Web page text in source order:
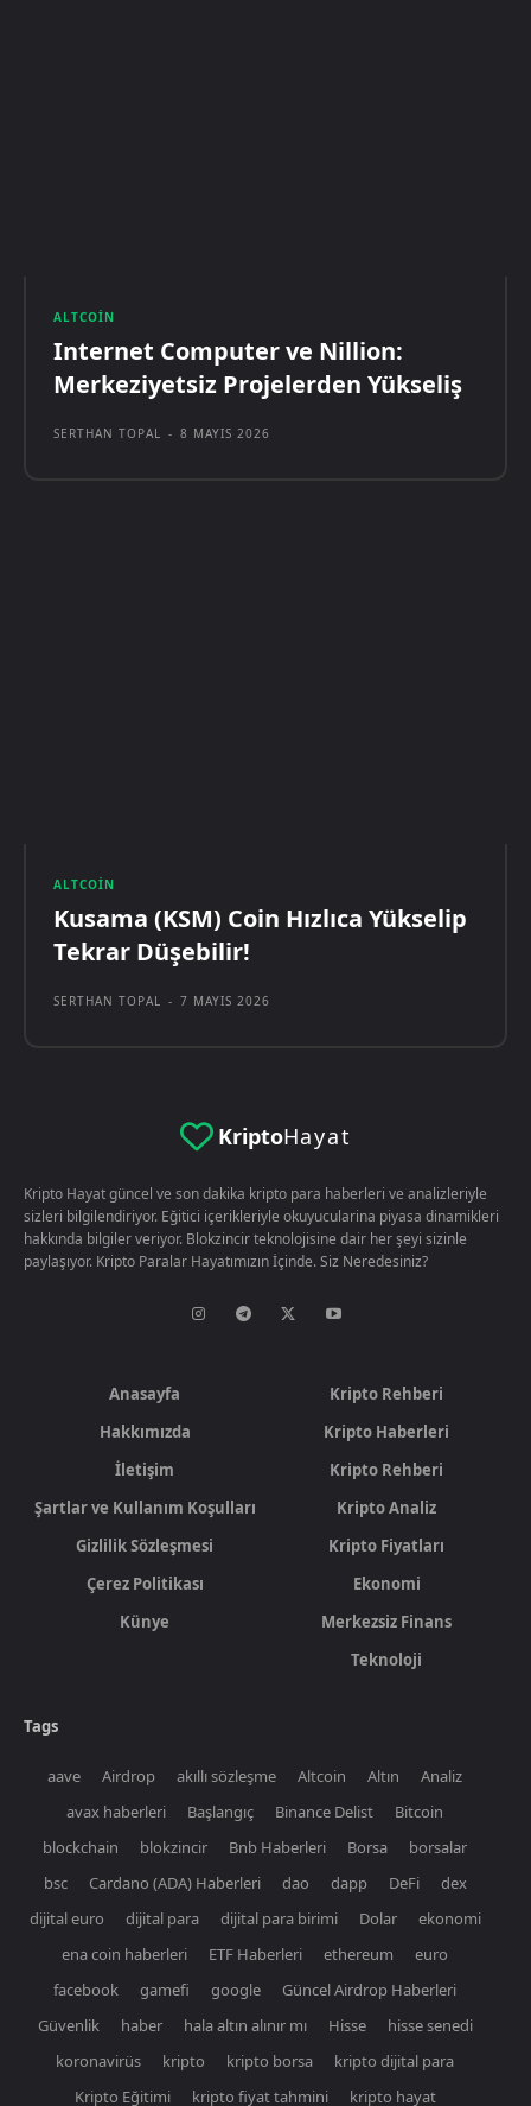
ALTCOIN
Internet Computer ve Nillion:
Merkeziyetsiz Projelerden Yükseliş
SERTHAN TOPAL - 8 MAYIS 2026
ALTCOIN
Kusama (KSM) Coin Hızlıca Yükselip
Tekrar Düşebilir!
SERTHAN TOPAL - 7 MAYIS 2026
KriptoHayat
Kripto Hayat güncel ve son dakika kripto para haberleri ve analizleriyle
sizleri bilgilendiriyor. Eğitici içerikleriyle okuyucularina piyasa dinamikleri
hakkında bilgiler veriyor. Blokzincir teknolojisine dair her şeyi sizinle
paylaşıyor. Kripto Paralar Hayatımızın İçinde. Siz Neredesiniz?
Anasayfa
Hakkımızda
İletişim
Şartlar ve Kullanım Koşulları
Gizlilik Sözleşmesi
Çerez Politikası
Künye
Kripto Rehberi
Kripto Haberleri
Kripto Rehberi
Kripto Analiz
Kripto Fiyatları
Ekonomi
Merkezsiz Finans
Teknoloji
Tags
aave Airdrop akıllı sözleşme Altcoin Altın
Analiz
avax haberleri
Başlangıç Binance Delist
Bitcoin
blockchain
blokzincir Bnb Haberleri Borsa
borsalar
bsc
Cardano (ADA) Haberleri dao dapp DeFi
dex
dijital euro
dijital para dijital para birimi Dolar
ekonomi
ena coin haberleri
ETF Haberleri ethereum
euro
facebook
gamefi google
Güncel Airdrop Haberleri
Güvenlik
haber hala altın alınır mı Hisse
hisse senedi
koronavirüs
kripto kripto borsa
kripto dijital para
Kripto Eğitimi
kripto fiyat tahmini kripto hayat